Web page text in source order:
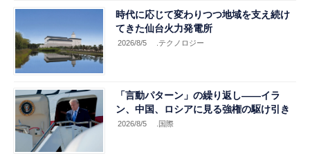
時代に応じて変わりつつ地域を支え続け
てきた仙台火力発電所
2026/8/5 .テクノロジー
「言動パターン」の繰り返し――イラ
ン、中国、ロシアに見る強権の駆け引き
2026/8/5 .国際